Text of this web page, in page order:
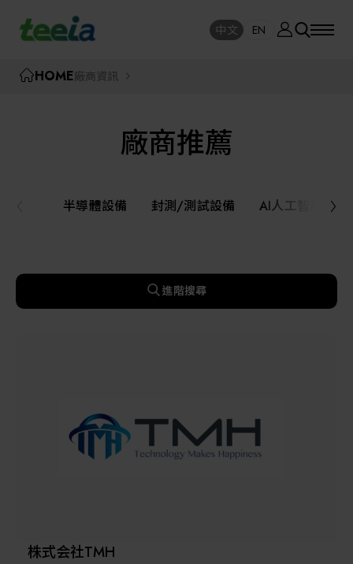
TEEIA
中文 EN
HOME廠商資訊
廠商推薦
半導體設備 封測/測試設備 AI人工智慧與
進階搜尋
株式会社TMH
中文 EN
課程研討
線上課程專區
廠商資訊
廠商資訊
封測/測試設備
機器人與應用服務
智慧檢測設備與系統
顯示/光電設備
高科技廠房設施與廠務系統